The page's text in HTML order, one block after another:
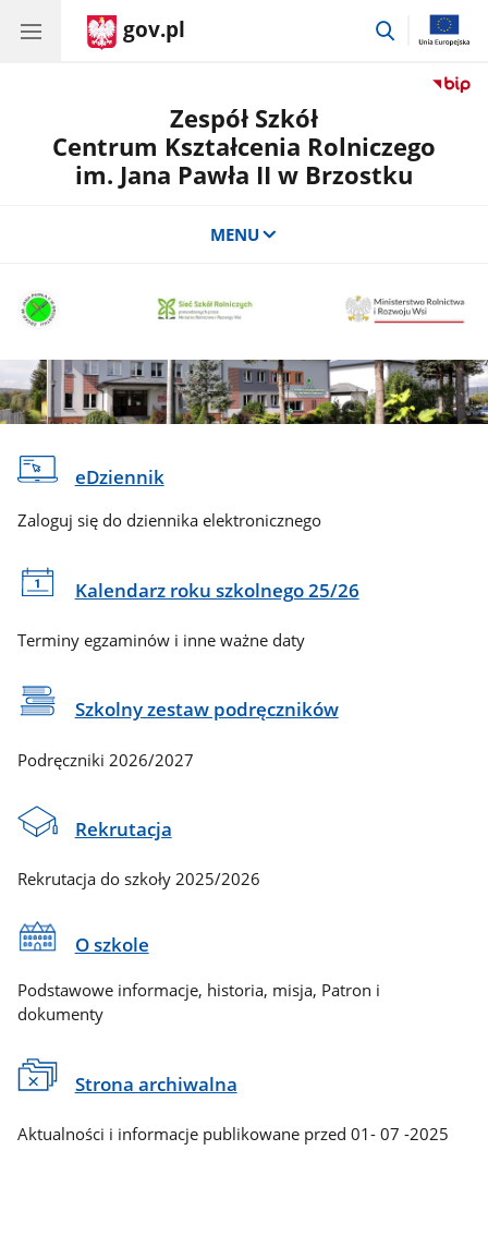
gov.pl
przejdź
Zespół Szkół
Centrum Kształcenia Rolniczego
im. Jana Pawła II w Brzostku
MENU
eDziennik
Zaloguj się do dziennika elektronicznego
Kalendarz roku szkolnego 25/26
Terminy egzaminów i inne ważne daty
Szkolny zestaw podręczników
Podręczniki 2026/2027
Rekrutacja
Rekrutacja do szkoły 2025/2026
O szkole
Podstawowe informacje, historia, misja, Patron i
dokumenty
Strona archiwalna
Aktualności i informacje publikowane przed 01- 07 -2025